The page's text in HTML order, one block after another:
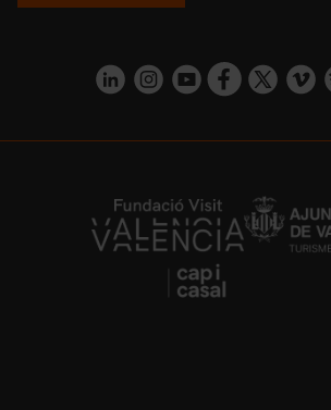
https://www.linkedin.com/company/turismo-valencia/mycompany/
https://https://https://https://
https://